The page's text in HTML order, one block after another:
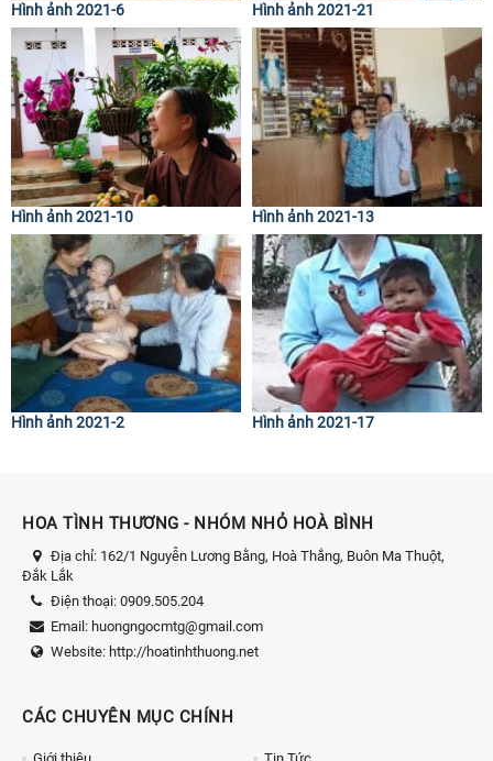
Hình ảnh 2021-6 Hình ảnh 2021-21
Hình ảnh 2021-10 Hình ảnh 2021-13
Hình ảnh 2021-2 Hình ảnh 2021-17
HOA TÌNH THƯƠNG - NHÓM NHỎ HOÀ BÌNH
Địa chỉ: 162/1 Nguyễn Lương Bằng, Hoà Thắng, Buôn Ma Thuột,
Đắk Lắk
Điện thoại: 0909.505.204
Email: huongngocmtg@gmail.com
Website: http://hoatinhthuong.net
CÁC CHUYÊN MỤC CHÍNH